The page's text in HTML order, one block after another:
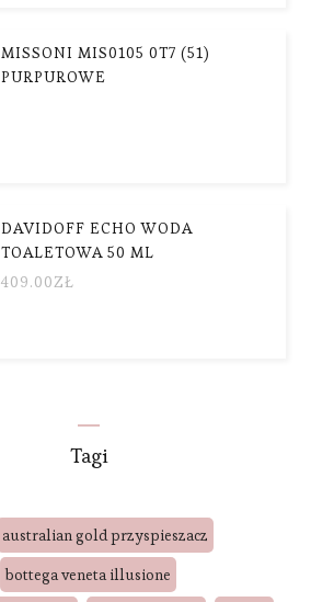
MISSONI MIS0105 0T7 (51)
PURPUROWE
DAVIDOFF ECHO WODA
TOALETOWA 50 ML
409.00ZŁ
Tagi
australian gold przyspieszacz
bottega veneta illusione